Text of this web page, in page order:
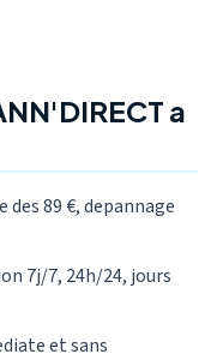
a
des 89 €, depannage
7j/7, 24h/24, jours
et sans